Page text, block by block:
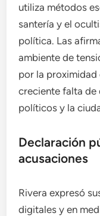
utiliza métodos
santería y el
política. Las
ambiente de
por la proximidad
creciente falta de
políticos y la
Declaración
acusaciones
Rivera expresó
digitales y en